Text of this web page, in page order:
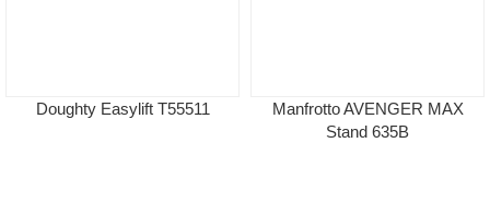
Doughty Easylift T55511
Manfrotto AVENGER MAX
Stand 635B